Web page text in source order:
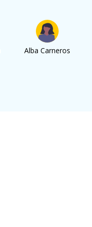
Alba Carneros